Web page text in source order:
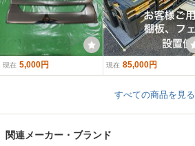
現在 5,000円 現在 85,000円
すべての商品を見る
関連メーカー・ブランド